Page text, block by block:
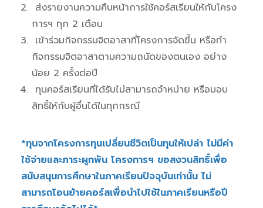
ส่งรายงานความคืบหน้าการใช้คอร์สเรียนให้กับโครง
การฯ ทุก 2 เดือน
เข้าร่วมกิจกรรมจิตอาสาที่โครงการจัดขึ้น หรือทำ
กิจกรรมจิตอาสาตามความถนัดของตนเอง อย่าง
น้อย 2 ครั้งต่อปี
ทุนคอร์สเรียนที่ได้รับไม่สามารถจำหน่าย หรือมอบ
สิทธิ์ให้กับผู้อื่นได้ในทุกกรณี
*ทุนจากโครงการทุนเปลี่ยนชีวิตเป็นทุนให้เปล่า ไม่มีค่า
ใช้จ่ายและภาระผูกพัน โครงการฯ ขอสงวนสิทธิ์เพื่อ
สนับสนุนการศึกษาในภาคเรียนปัจจุบันเท่านั้น ไม่
สามารถโอนย้ายคอร์สเพื่อนำไปใช้ในภาคเรียนหรือปี